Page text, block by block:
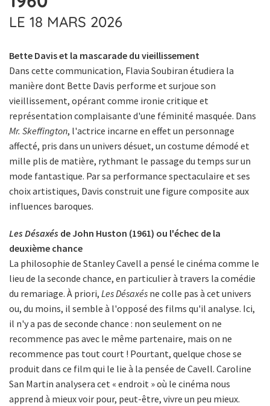
LE 18 MARS 2026
Bette Davis et la mascarade du vieillissement
Dans cette communication, Flavia Soubiran étudiera la
manière dont Bette Davis performe et surjoue son
vieillissement, opérant comme ironie critique et
représentation complaisante d'une féminité masquée. Dans
Mr. Skeffington, l'actrice incarne en effet un personnage
affecté, pris dans un univers désuet, un costume démodé et
mille plis de matière, rythmant le passage du temps sur un
mode fantastique. Par sa performance spectaculaire et ses
choix artistiques, Davis construit une figure composite aux
influences baroques.
Les Désaxés de John Huston (1961) ou l'échec de la
deuxième chance
La philosophie de Stanley Cavell a pensé le cinéma comme le
lieu de la seconde chance, en particulier à travers la comédie
du remariage. À priori, Les Désaxés ne colle pas à cet univers
ou, du moins, il semble à l'opposé des films qu'il analyse. Ici,
il n'y a pas de seconde chance : non seulement on ne
recommence pas avec le même partenaire, mais on ne
recommence pas tout court ! Pourtant, quelque chose se
produit dans ce film qui le lie à la pensée de Cavell. Caroline
San Martin analysera cet « endroit » où le cinéma nous
apprend à mieux voir pour, peut-être, vivre un peu mieux.